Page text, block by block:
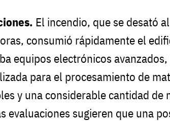
El incendio, que se desató
consumió rápidamente el
equipos electrónicos
para el procesamiento de
y una considerable cantidad de
evaluaciones sugieren que una